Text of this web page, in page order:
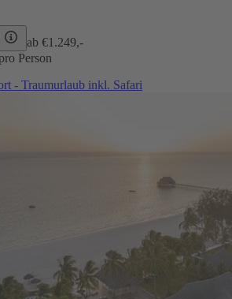
ab €1.249,-
Person
- Traumurlaub inkl. Safari